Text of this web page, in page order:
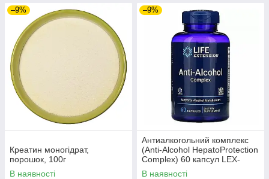
–9%
Креатин моногідрат,
порошок, 100г
В наявності
–9%
Антиалкогольний комплекс
(Anti-Alcohol HepatoProtection
Complex) 60 капсул LEX-
22400
В наявності